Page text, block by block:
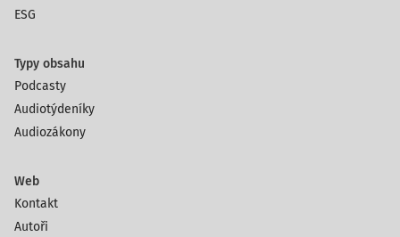
ESG
Typy obsahu
Podcasty
Audiotýdeníky
Audiozákony
Web
Kontakt
Autoři